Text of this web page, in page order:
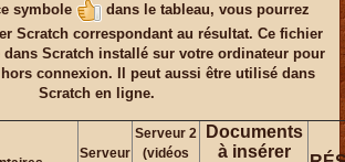
symbole
dans le tableau, vous pourrez
Scratch correspondant au résultat. Ce fichier
dans Scratch installé sur votre ordinateur pour
connexion. Il peut aussi être utilisé dans
Scratch en ligne.
Serveur
Serveur 2
(vidéos
Documents
à insérer